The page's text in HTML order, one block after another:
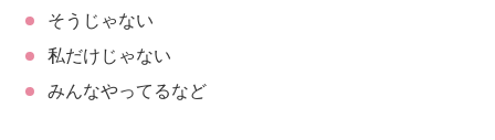
そうじゃない
私だけじゃない
みんなやってるなど